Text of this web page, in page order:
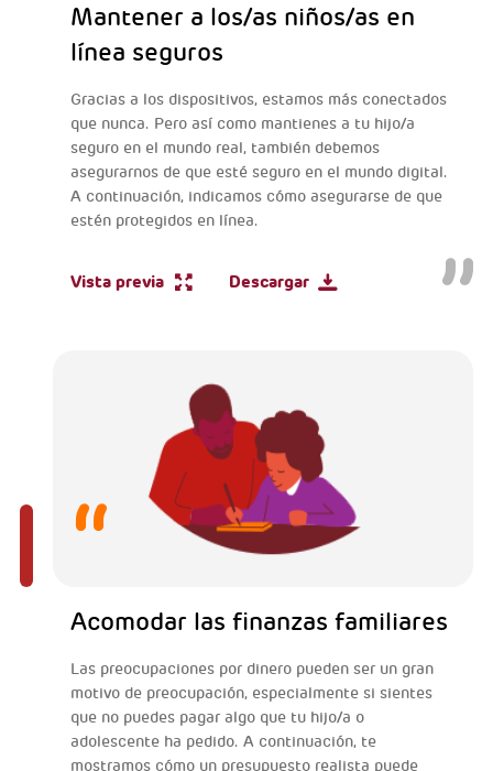
Mantener a los/as niños/as en
línea seguros
Gracias a los dispositivos, estamos más conectados
que nunca. Pero así como mantienes a tu hijo/a
seguro en el mundo real, también debemos
asegurarnos de que esté seguro en el mundo digital.
A continuación, indicamos cómo asegurarse de que
estén protegidos en línea.
Vista previa Descargar
Acomodar las finanzas familiares
Las preocupaciones por dinero pueden ser un gran
motivo de preocupación, especialmente si sientes
que no puedes pagar algo que tu hijo/a o
adolescente ha pedido. A continuación, te
mostramos cómo un presupuesto realista puede